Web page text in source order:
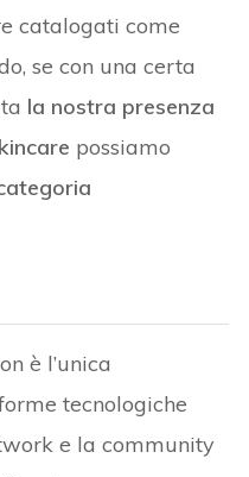
catalogati come
se con una certa
la nostra presenza
possiamo
è l’unica
tecnologiche
e la community